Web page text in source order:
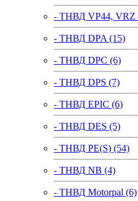
- ТНВД VP44, VRZ
- ТНВД DPA (15)
- ТНВД DPC (6)
- ТНВД DPS (7)
- ТНВД EPIC (6)
- ТНВД DES (5)
- ТНВД PE(S) (54)
- ТНВД NB (4)
- ТНВД Motorpal (6)